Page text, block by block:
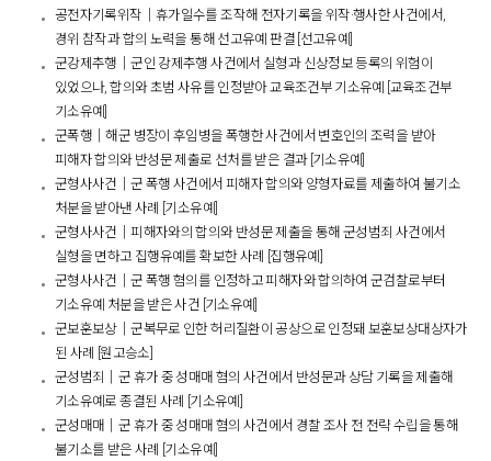
공전자기록위작│휴가일수를 조작해 전자기록을 위작·행사한 사건에서,
경위 참작과 합의 노력을 통해 선고유예 판결 [선고유예]
군강제추행│군인 강제추행 사건에서 실형과 신상정보 등록의 위험이
있었으나, 합의와 초범 사유를 인정받아 교육조건부 기소유예 [교육조건부
기소유예]
군폭행│해군 병장이 후임병을 폭행한 사건에서 변호인의 조력을 받아
피해자 합의와 반성문 제출로 선처를 받은 결과 [기소유예]
군형사사건│군 폭행 사건에서 피해자 합의와 양형자료를 제출하여 불기소
처분을 받아낸 사례 [기소유예]
군형사사건│피해자와의 합의와 반성문 제출을 통해 군성범죄 사건에서
실형을 면하고 집행유예를 확보한 사례 [집행유예]
군형사사건│군 폭행 혐의를 인정하고 피해자와 합의하여 군검찰로부터
기소유예 처분을 받은 사건 [기소유예]
군보훈보상│군복무로 인한 허리질환이 공상으로 인정돼 보훈보상대상자가
된 사례 [원고승소]
군성범죄│군 휴가 중 성매매 혐의 사건에서 반성문과 상담 기록을 제출해
기소유예로 종결된 사례 [기소유예]
군성매매│군 휴가 중 성매매 혐의 사건에서 경찰 조사 전 전략 수립을 통해
불기소를 받은 사례 [기소유예]